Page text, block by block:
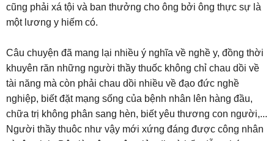
cũng phải xá tội và ban thưởng cho ông bởi ông thực sự là
một lương y hiếm có.
Câu chuyện đã mang lại nhiều ý nghĩa về nghề y, đồng thời
khuyên răn những người thầy thuốc không chỉ chau dồi về
tài năng mà còn phải chau dồi nhiều về đạo đức nghề
nghiệp, biết đặt mạng sống của bệnh nhân lên hàng đầu,
chữa trị không phân sang hèn, biết yêu thương con người,...
Người thầy thuôc như vậy mới xứng đáng được công nhân